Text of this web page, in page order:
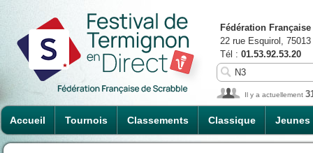
Accueil Tournois Classements Classique Jeunes
Fédération
22 rue Esquirol,
Tél : 01.53.92.53.20
Il y a actuellement